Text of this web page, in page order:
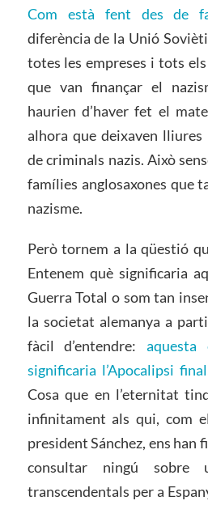
Com està fent des de
diferència de la Unió
totes les empreses i tots
que van finançar el
haurien d’haver fet el
alhora que deixaven
de criminals nazis. Això
famílies anglosaxones que
nazisme.
Però tornem a la qüestió
Entenem què significaria
Guerra Total o som tan
la societat alemanya a
fàcil d’entendre: aquesta
significaria l’Apocalipsi final
Cosa que en l’eternitat
infinitament als qui, com
president Sánchez, ens han
consultar ningú sobre
transcendentals per a